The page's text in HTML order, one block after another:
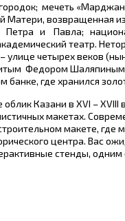
мечеть
Матери, возвращенная
Петра и Павла;
театр.
улице четырех веков
Федором
где хранился
облик Казани в XVI – XVIII
макетах.
макете, где
центра. Вас
стенды,